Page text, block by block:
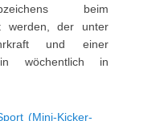
beim
werden, der unter
und einer
wöchentlich in